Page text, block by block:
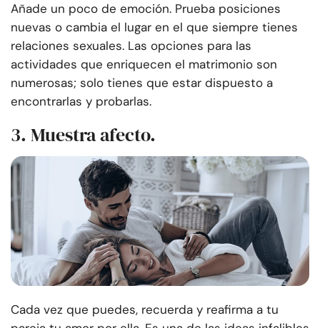
Añade un poco de emoción. Prueba posiciones
nuevas o cambia el lugar en el que siempre tienes
relaciones sexuales. Las opciones para las
actividades que enriquecen el matrimonio son
numerosas; solo tienes que estar dispuesto a
encontrarlas y probarlas.
3. Muestra afecto.
Cada vez que puedes, recuerda y reafirma a tu